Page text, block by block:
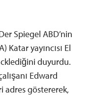
Spiegel ABD’nin
Katar yayıncısı El
duyurdu.
Edward
adres göstererek,